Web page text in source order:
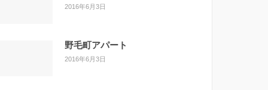
2016年6月3日
野毛町アパート
2016年6月3日